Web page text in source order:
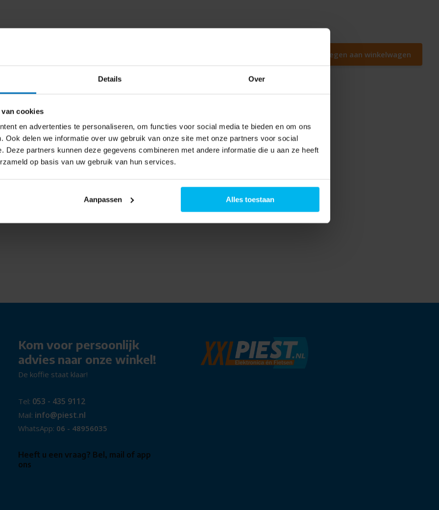
Details Over
cookies
en advertenties te personaliseren, om functies voor social media te bieden en om ons
Ook delen we informatie over uw gebruik van onze site met onze partners voor social
Deze partners kunnen deze gegevens combineren met andere informatie die u aan ze heeft
op basis van uw gebruik van hun services.
Aanpassen Alles toestaan
afgestemd. Afmeting: 38 x 33
Toevoegen aan winkelwagen
Kom voor persoonlijk
advies naar onze winkel!
De koffie staat klaar!
Tel: 053 - 435 9112
Mail: info@piest.nl
WhatsApp: 06 - 48956035
Heeft u een vraag? Bel, mail of app
ons